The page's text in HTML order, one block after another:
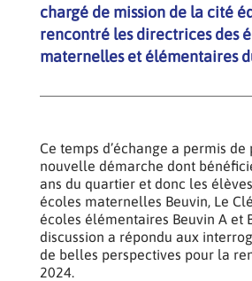
chargé de mission de la cité
rencontré les directrices des
maternelles et élémentaires
Ce temps d’échange a permis
nouvelle démarche dont
ans du quartier et donc les
écoles maternelles Beuvin, Le
écoles élémentaires Beuvin A et
discussion a répondu aux
de belles perspectives pour la
2024.